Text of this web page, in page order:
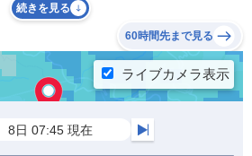
続きを見る
60時間先まで見る